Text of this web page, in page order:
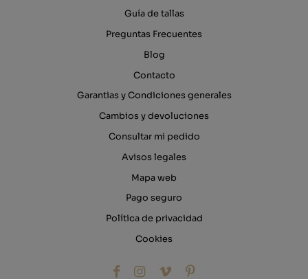
Guía de tallas
Preguntas Frecuentes
Blog
Contacto
Garantias y Condiciones generales
Cambios y devoluciones
Consultar mi pedido
Avisos legales
Mapa web
Pago seguro
Política de privacidad
Cookies